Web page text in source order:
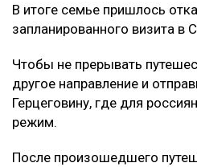
В итоге семье пришлось
запланированного визита
Чтобы не прерывать
другое направление и
Герцеговину, где для
режим.
После произошедшего